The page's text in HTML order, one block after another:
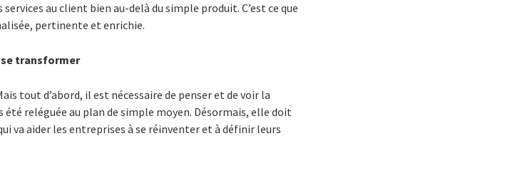
au client bien au-delà du simple produit. C’est ce que
pertinente et enrichie.
transformer
tout d’abord, il est nécessaire de penser et de voir la
reléguée au plan de simple moyen. Désormais, elle doit
va aider les entreprises à se réinventer et à définir leurs